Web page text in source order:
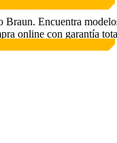
Encuentra
online con garantía